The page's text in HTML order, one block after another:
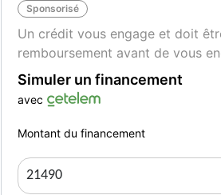
- Vitres AR surteintées
- Volant réglable hauteur
- Volant réglable profondeur
- Volant multifonctions
- Double des clés
- Véhicule non fumeur
- Système Start & stop
- Aide au démarrage en côte
- Airbags
Sponsorisé
Un crédit vous engage et doit
remboursement avant de vous
Simuler un financement
avec
Montant du financement